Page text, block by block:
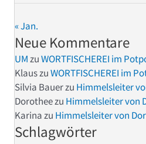
« Jan.
Neue Kommentare
UMzuWORTFISCHEREI im
KlauszuWORTFISCHEREI im
Silvia Bauerzu Himmelsleiter
Dorotheezu Himmelsleiter von
Karinazu Himmelsleiter von
Schlagwörter